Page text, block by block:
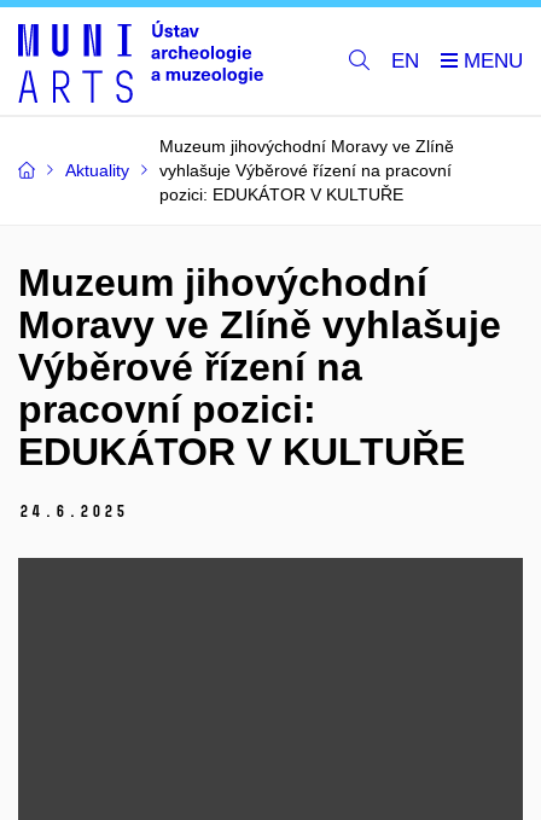
EN
Aktuality
Muzeum jihovýchodní Moravy ve Zlíně
vyhlašuje Výběrové řízení na pracovní
pozici: EDUKÁTOR V KULTUŘE
Muzeum jihovýchodní
Moravy ve Zlíně vyhlašuje
Výběrové řízení na
pracovní pozici:
EDUKÁTOR V KULTUŘE
24. 6. 2025